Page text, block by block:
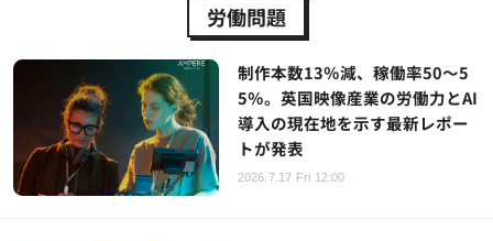
労働問題
制作本数13％減、稼働率50～5
5％。英国映像産業の労働力とAI
導入の現在地を示す最新レポー
トが発表
2026.7.17 Fri 12:00